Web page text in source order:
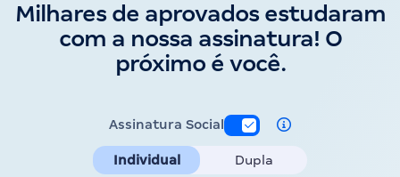
Milhares de aprovados estudaram
com a nossa assinatura! O
próximo é você.
Assinatura Social
Individual Dupla